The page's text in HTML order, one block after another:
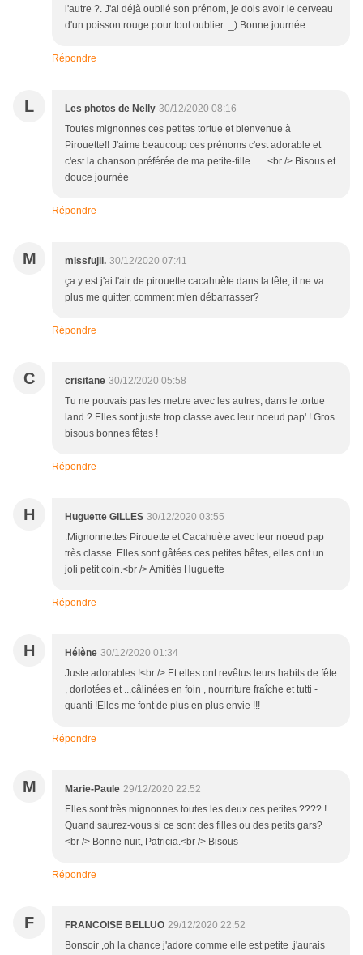
l'autre ?. J'ai déjà oublié son prénom, je dois avoir le cerveau
d'un poisson rouge pour tout oublier :_) Bonne journée
Répondre
L Les photos de Nelly 30/12/2020 08:16
Toutes mignonnes ces petites tortue et bienvenue à
Pirouette!! J'aime beaucoup ces prénoms c'est adorable et
c'est la chanson préférée de ma petite-fille.......<br /> Bisous et
douce journée
Répondre
M missfujii. 30/12/2020 07:41
ça y est j'ai l'air de pirouette cacahuète dans la tête, il ne va
plus me quitter, comment m'en débarrasser?
Répondre
C crisitane 30/12/2020 05:58
Tu ne pouvais pas les mettre avec les autres, dans le tortue
land ? Elles sont juste trop classe avec leur noeud pap' ! Gros
bisous bonnes fêtes !
Répondre
H Huguette GILLES 30/12/2020 03:55
.Mignonnettes Pirouette et Cacahuète avec leur noeud pap
très classe. Elles sont gâtées ces petites bêtes, elles ont un
joli petit coin.<br /> Amitiés Huguette
Répondre
H Hélène 30/12/2020 01:34
Juste adorables !<br /> Et elles ont revêtus leurs habits de fête
, dorlotées et ...câlinées en foin , nourriture fraîche et tutti -
quanti !Elles me font de plus en plus envie !!!
Répondre
M Marie-Paule 29/12/2020 22:52
Elles sont très mignonnes toutes les deux ces petites ???? !
Quand saurez-vous si ce sont des filles ou des petits gars?
<br /> Bonne nuit, Patricia.<br /> Bisous
Répondre
F FRANCOISE BELLUO 29/12/2020 22:52
Bonsoir ,oh la chance j'adore comme elle est petite .j'aurais